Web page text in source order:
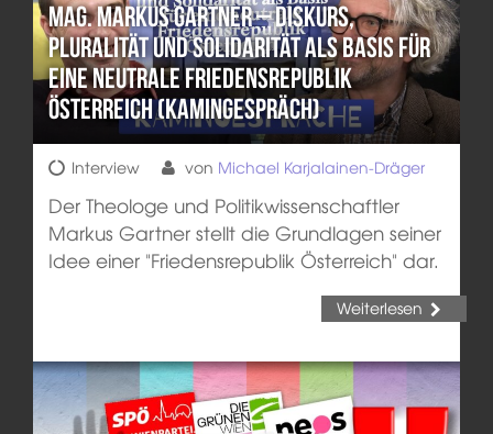
Mag. Markus Gartner – Diskurs,
Pluralität und Solidarität als Basis für
eine neutrale Friedensrepublik
Österreich (Kamingespräch)
Interview von Michael Karjalainen-Dräger
Der Theologe und Politikwissenschaftler
Markus Gartner stellt die Grundlagen seiner
Idee einer "Friedensrepublik Österreich" dar.
Weiterlesen